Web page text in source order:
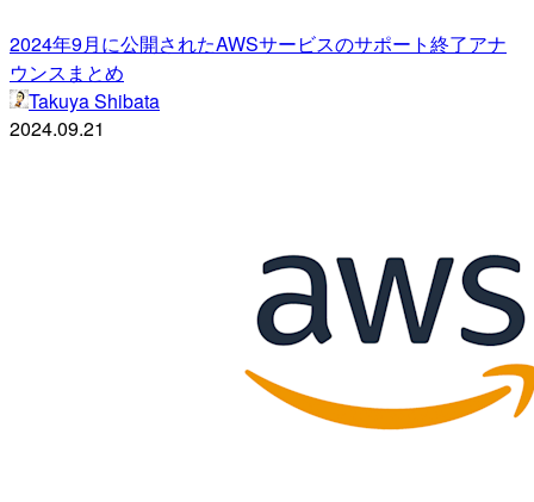
2024年9月に公開されたAWSサービスのサポート終了アナ
ウンスまとめ
Takuya Shibata
2024.09.21